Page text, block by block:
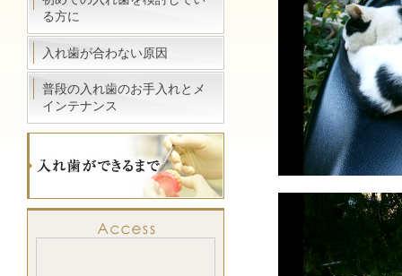
る方に
入れ歯が合わない原因
普段の入れ歯のお手入れとメ
インテナンス